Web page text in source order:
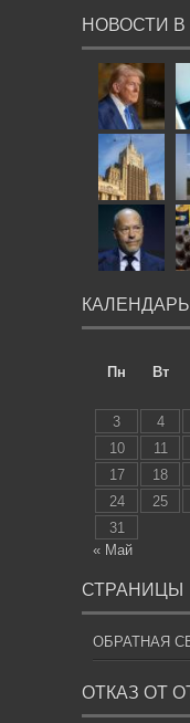
НОВОСТИ В
КАЛЕНДАРЬ
Пн
Вт
3
4
10
11
17
18
24
25
31
« Май
СТРАНИЦЫ
ОБРАТНАЯ
ОТКАЗ ОТ